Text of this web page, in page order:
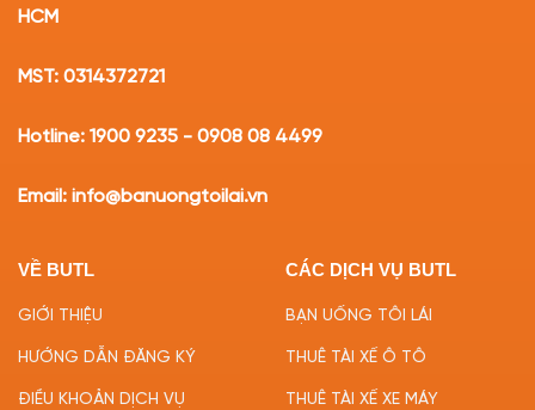
HCM
MST: 0314372721
Hotline: 1900 9235 - 0908 08 4499
Email: info@banuongtoilai.vn
VỀ BUTL
GIỚI THIỆU
HƯỚNG DẪN ĐĂNG KÝ
ĐIỀU KHOẢN DỊCH VỤ
CÁC DỊCH VỤ BUTL
BẠN UỐNG TÔI LÁI
THUÊ TÀI XẾ Ô TÔ
THUÊ TÀI XẾ XE MÁY